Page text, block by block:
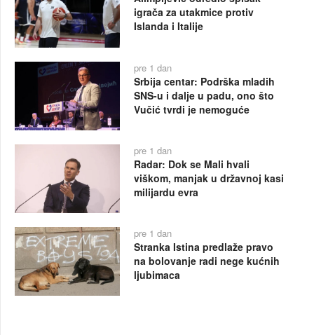
igrača za utakmice protiv
Islanda i Italije
pre 1 dan
Srbija centar: Podrška mladih
SNS-u i dalje u padu, ono što
Vučić tvrdi je nemoguće
pre 1 dan
Radar: Dok se Mali hvali
viškom, manjak u državnoj kasi
milijardu evra
pre 1 dan
Stranka Istina predlaže pravo
na bolovanje radi nege kućnih
ljubimaca